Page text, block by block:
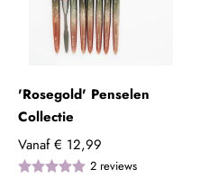
'Rosegold' Penselen
Collectie
Vanaf € 12,99
2 reviews